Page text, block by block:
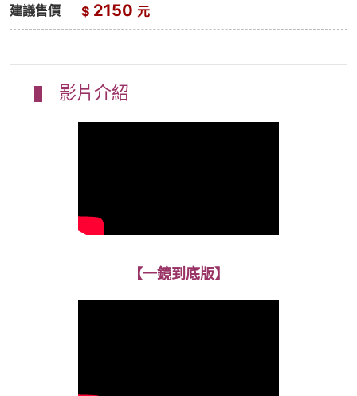
建議售價 $ 2150 元
影片介紹
【一鏡到底版】